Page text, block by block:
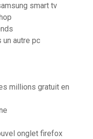
smart tv
autre pc
millions gratuit en
onglet firefox